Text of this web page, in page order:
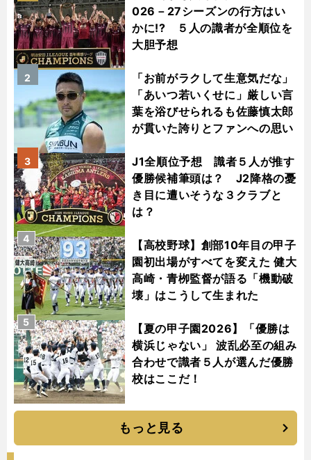
026－27シーズンの行方はい
かに!? ５人の識者が全順位を
大胆予想
「お前がラクして生意気だな」
「あいつ若いくせに」厳しい言
葉を浴びせられるも佐藤慎太郎
が貫いた誇りとファンへの思い
2
J1全順位予想 識者５人が推す
優勝候補筆頭は？ J2降格の憂
き目に遭いそうな３クラブと
は？
3
【高校野球】創部10年目の甲子
園初出場がすべてを変えた 健大
高崎・青栁監督が語る「機動破
壊」はこうして生まれた
4
【夏の甲子園2026】「優勝は
横浜じゃない」 波乱必至の組み
合わせで識者５人が選んだ優勝
校はここだ！
5
もっと見る